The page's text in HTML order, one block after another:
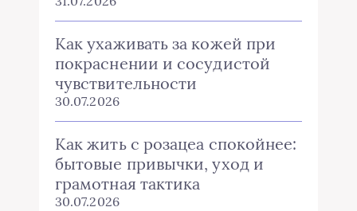
Как ухаживать за кожей при
покраснении и сосудистой
чувствительности
30.07.2026
Как жить с розацеа спокойнее:
бытовые привычки, уход и
грамотная тактика
30.07.2026